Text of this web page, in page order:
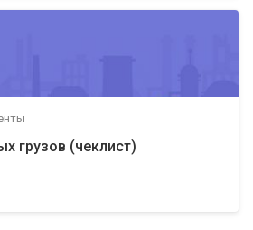
грузов (чеклист)